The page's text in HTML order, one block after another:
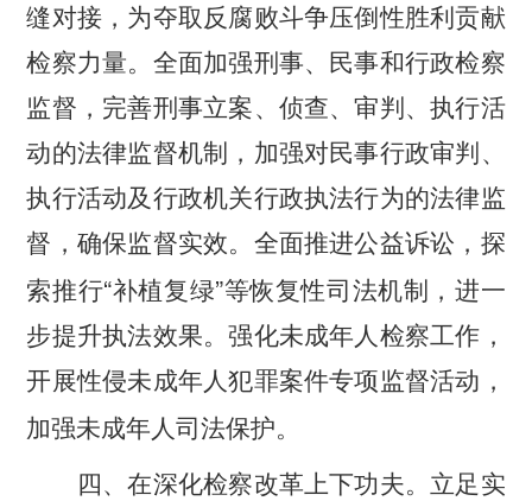
缝对接，为夺取反腐败斗争压倒性胜利贡献
检察力量。全面加强刑事、民事和行政检察
监督，完善刑事立案、侦查、审判、执行活
动的法律监督机制，加强对民事行政审判、
执行活动及行政机关行政执法行为的法律监
督，确保监督实效。全面推进公益诉讼，探
索推行“补植复绿”等恢复性司法机制，进一
步提升执法效果。强化未成年人检察工作，
开展性侵未成年人犯罪案件专项监督活动，
加强未成年人司法保护。
四、在深化检察改革上下功夫。 立足实